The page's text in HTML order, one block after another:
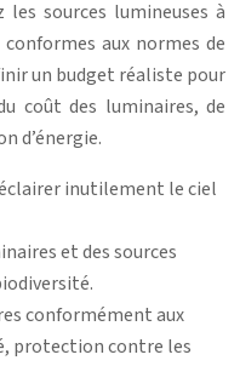
sources lumineuses à
aux normes de
un budget réaliste pour
coût des luminaires, de
d’énergie.
inutilement le ciel
et des sources
conformément aux
protection contre les